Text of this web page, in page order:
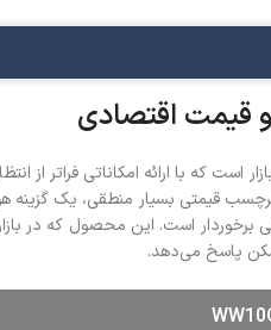
مانند ال جی و بوش نیازمند بودجه‌های هنگفتی است، این مدل
پاسخ می‌دهد.